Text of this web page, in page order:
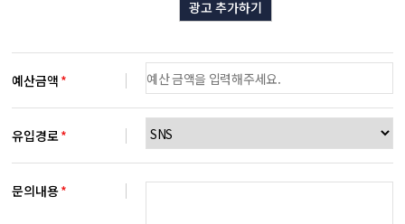
광고 추가하기
예산금액 *
유입경로*
문의내용*